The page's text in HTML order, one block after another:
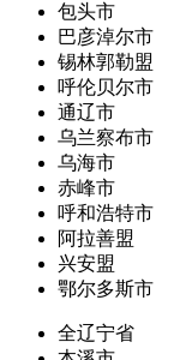
包头市
巴彦淖尔市
锡林郭勒盟
呼伦贝尔市
通辽市
乌兰察布市
乌海市
赤峰市
呼和浩特市
阿拉善盟
兴安盟
鄂尔多斯市
全辽宁省